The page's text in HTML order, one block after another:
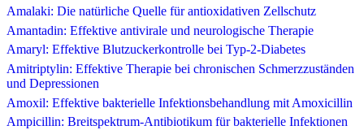
Amalaki: Die natürliche Quelle für antioxidativen Zellschutz
Amantadin: Effektive antivirale und neurologische Therapie
Amaryl: Effektive Blutzuckerkontrolle bei Typ-2-Diabetes
Amitriptylin: Effektive Therapie bei chronischen Schmerzzuständen
und Depressionen
Amoxil: Effektive bakterielle Infektionsbehandlung mit Amoxicillin
Ampicillin: Breitspektrum-Antibiotikum für bakterielle Infektionen